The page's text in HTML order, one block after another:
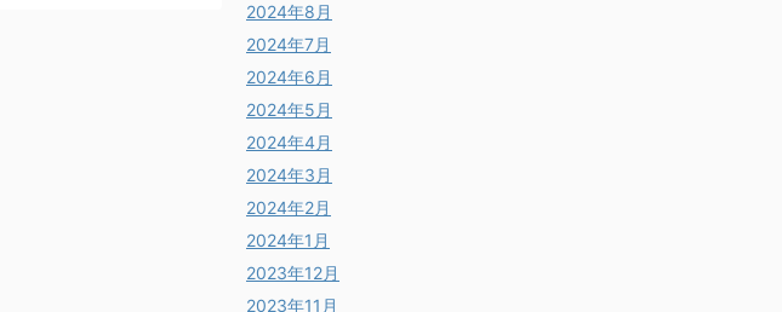
2024年8月
2024年7月
2024年6月
2024年5月
2024年4月
2024年3月
2024年2月
2024年1月
2023年12月
2023年11月